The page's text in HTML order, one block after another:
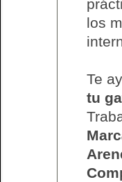
los
Te
tu